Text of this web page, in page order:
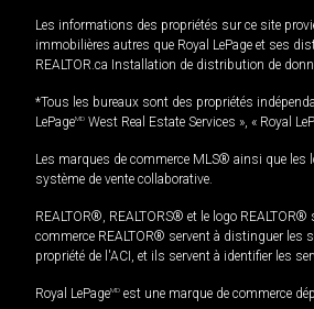
Les informations des propriétés sur ce site
immobilières autres que Royal LePage et ses
REALTOR.ca Installation de distribution de
*Tous les bureaux sont des propriétés
LePageMD West Real Estate Services », « Royal
Les marques de commerce MLS® ainsi que les
système de vente collaborative.
REALTOR®, REALTORS® et le logo
commerce REALTOR® servent à distinguer
propriété de l'ACI, et ils servent à identifier les
Royal LePageMD est une marque de commerce